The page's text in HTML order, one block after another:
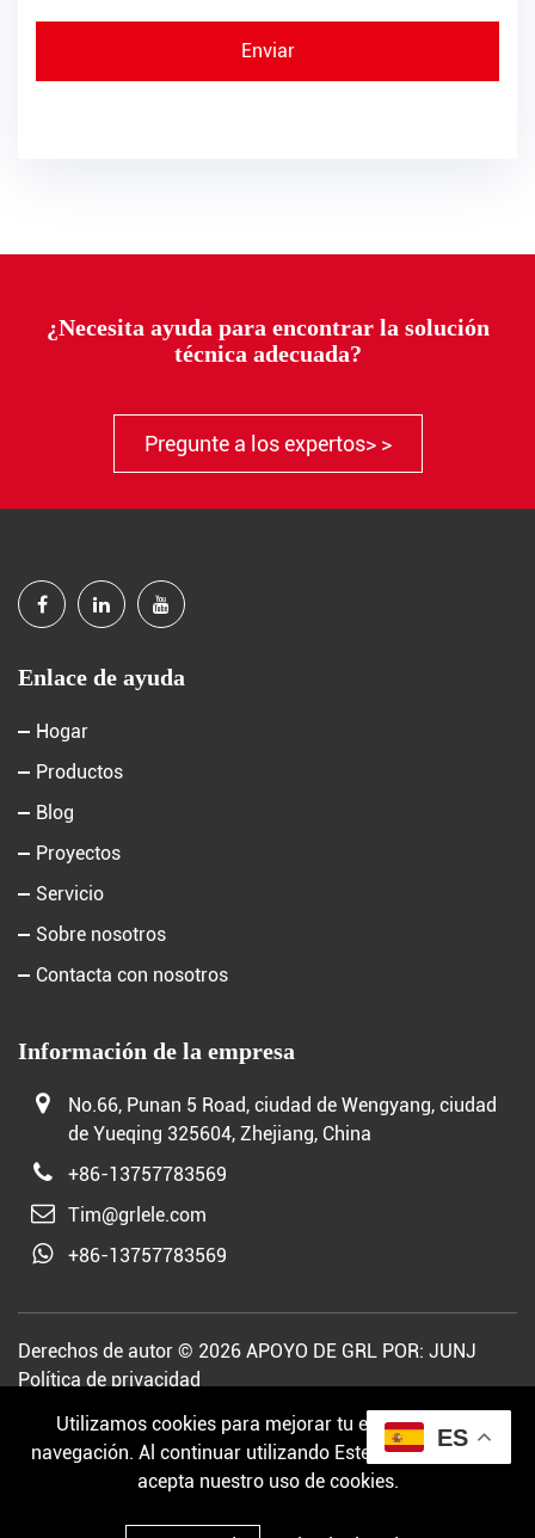
Utilizamos cookies para mejorar tu experiencia de
navegación. Al continuar utilizando Este sitio web, usted
acepta nuestro uso de cookies.
¿Necesita ayuda para encontrar la solución
técnica adecuada?
Pregunte a los expertos> >
Enlace de ayuda
Hogar
Productos
Blog
Proyectos
Servicio
Sobre nosotros
Contacta con nosotros
Información de la empresa
No.66, Punan 5 Road, ciudad de Wengyang, ciudad
de Yueqing 325604, Zhejiang, China
+86-13757783569
Tim@grlele.com
+86-13757783569
Derechos de autor © 2026 APOYO DE GRL POR: JUNJ
Política de privacidad
ES